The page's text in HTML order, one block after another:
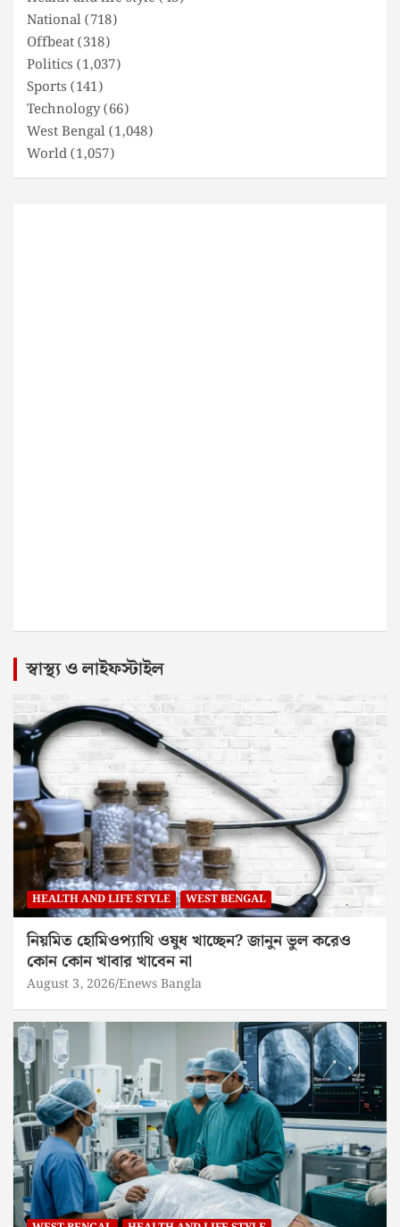
National(718)
Offbeat(318)
Politics (1,037)
Sports (141)
Technology(66)
West Bengal(1,048)
World(1,057)
স্বাস্থ্য ও লাইফস্টাইল
HEALTH AND LIFE STYLE WEST BENGAL
নিয়মিত হোমিওপ্যাথি ওষুধ খাচ্ছেন? জানুন ভুল করেও
কোন কোন খাবার খাবেন না
August 3, 2026 Enews Bangla